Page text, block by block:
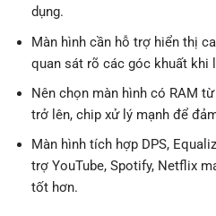
dụng.
Màn hình cần hỗ trợ hiển thị
quan sát rõ các góc khuất khi
Nên chọn màn hình có RAM từ
trở lên, chip xử lý mạnh để
Màn hình tích hợp DPS,
trợ YouTube, Spotify, Netflix
tốt hơn.